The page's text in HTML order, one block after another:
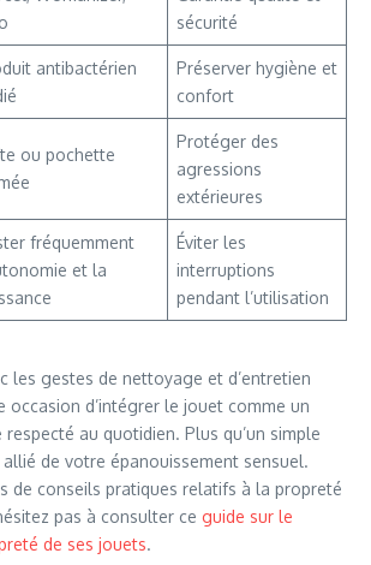
sécurité
antibactérien
Préserver hygiène et
confort
ou pochette
Protéger des
agressions
extérieures
fréquemment
et la
Éviter les
interruptions
pendant l’utilisation
les gestes de nettoyage et d’entretien
occasion d’intégrer le jouet comme un
au quotidien. Plus qu’un simple
de votre épanouissement sensuel.
de conseils pratiques relatifs à la propreté
pas à consulter ce guide sur le
de ses jouets.